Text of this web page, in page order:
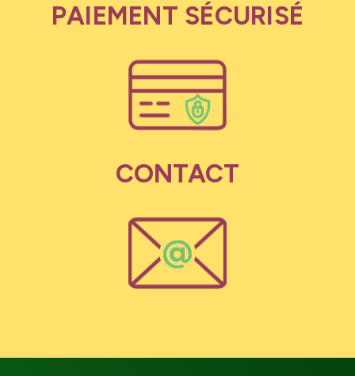
PAIEMENT SÉCURISÉ
CONTACT